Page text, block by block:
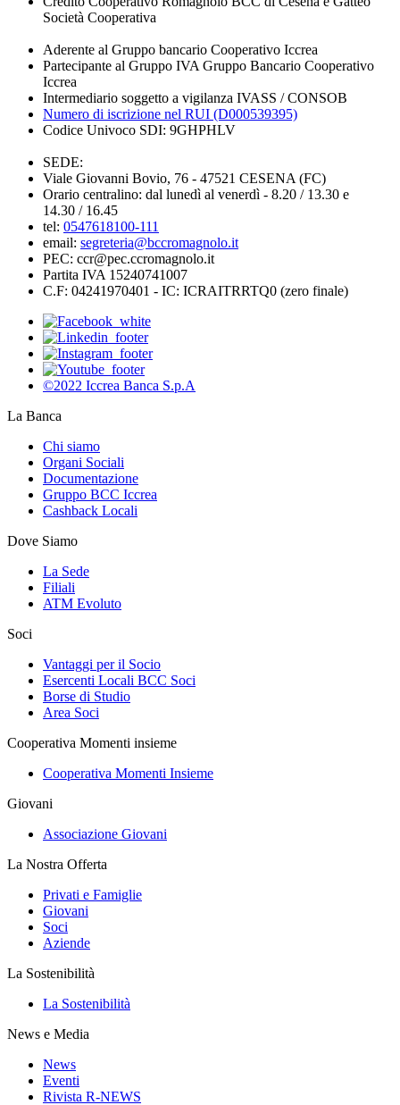
Società Cooperativa
Aderente al Gruppo bancario Cooperativo Iccrea
Partecipante al Gruppo IVA Gruppo Bancario Cooperativo
Iccrea
Intermediario soggetto a vigilanza IVASS / CONSOB
Numero di iscrizione nel RUI (D000539395)
Codice Univoco SDI: 9GHPHLV
SEDE:
Viale Giovanni Bovio, 76 - 47521 CESENA (FC)
Orario centralino: dal lunedì al venerdì - 8.20 / 13.30 e
14.30 / 16.45
tel: 0547618100-111
email: segreteria@bccromagnolo.it
PEC: ccr@pec.ccromagnolo.it
Partita IVA 15240741007
C.F: 04241970401 - IC: ICRAITRRTQ0 (zero finale)
©2022 Iccrea Banca S.p.A
La Banca
Chi siamo
Organi Sociali
Documentazione
Gruppo BCC Iccrea
Cashback Locali
Dove Siamo
La Sede
Filiali
ATM Evoluto
Soci
Vantaggi per il Socio
Esercenti Locali BCC Soci
Borse di Studio
Area Soci
Cooperativa Momenti insieme
Cooperativa Momenti Insieme
Giovani
Associazione Giovani
La Nostra Offerta
Privati e Famiglie
Giovani
Soci
Aziende
La Sostenibilità
La Sostenibilità
News e Media
News
Eventi
Rivista R-NEWS